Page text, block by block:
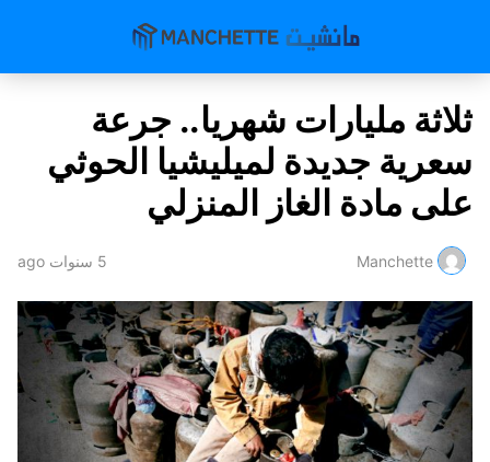
ثلاثة مليارات شهريا.. جرعة
سعرية جديدة لميليشيا الحوثي
على مادة الغاز المنزلي
Manchette 5 سنوات ago